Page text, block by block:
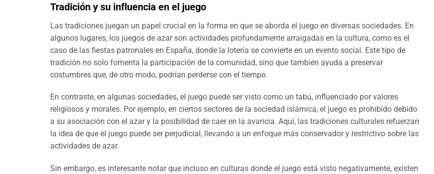
Tradición y su influencia en el juego
Las tradiciones juegan un papel crucial en la forma en que se aborda el juego en diversas sociedades. En
algunos lugares, los juegos de azar son actividades profundamente arraigadas en la cultura, como es el
caso de las fiestas patronales en España, donde la lotería se convierte en un evento social. Este tipo de
tradición no solo fomenta la participación de la comunidad, sino que también ayuda a preservar
costumbres que, de otro modo, podrían perderse con el tiempo.
En contraste, en algunas sociedades, el juego puede ser visto como un tabú, influenciado por valores
religiosos y morales. Por ejemplo, en ciertos sectores de la sociedad islámica, el juego es prohibido debido
a su asociación con el azar y la posibilidad de caer en la avaricia. Aquí, las tradiciones culturales refuerzan
la idea de que el juego puede ser perjudicial, llevando a un enfoque más conservador y restrictivo sobre las
actividades de azar.
Sin embargo, es interesante notar que incluso en culturas donde el juego está visto negativamente, existen